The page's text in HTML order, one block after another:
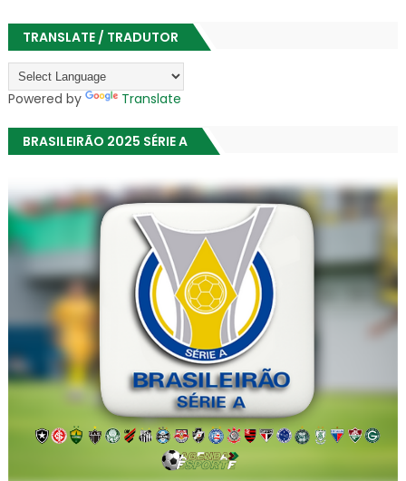
TRANSLATE / TRADUTOR
Powered by Translate
BRASILEIRÃO 2025 SÉRIE A